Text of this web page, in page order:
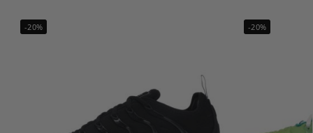
-20% -20%